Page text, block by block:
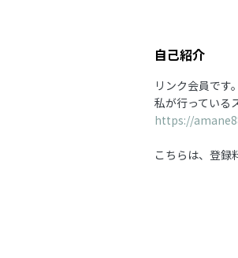
自己紹介
リンク会員です
私が行っている
https://
こちらは、登録